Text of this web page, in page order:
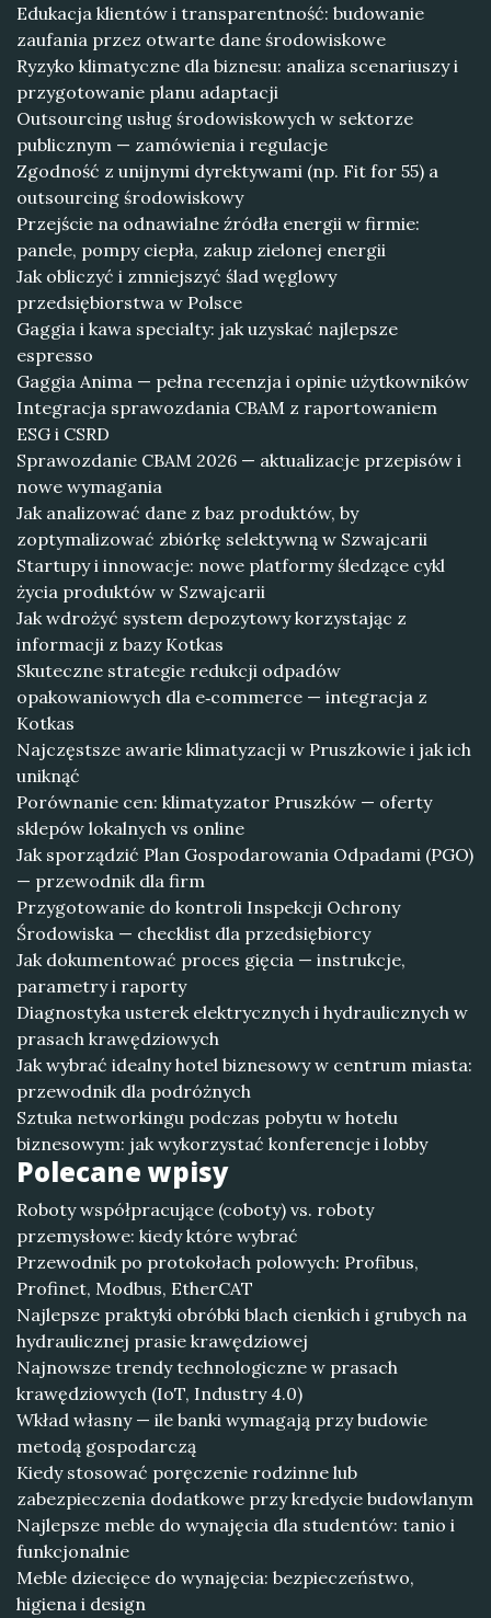
Edukacja klientów i transparentność: budowanie
zaufania przez otwarte dane środowiskowe
Ryzyko klimatyczne dla biznesu: analiza scenariuszy i
przygotowanie planu adaptacji
Outsourcing usług środowiskowych w sektorze
publicznym — zamówienia i regulacje
Zgodność z unijnymi dyrektywami (np. Fit for 55) a
outsourcing środowiskowy
Przejście na odnawialne źródła energii w firmie:
panele, pompy ciepła, zakup zielonej energii
Jak obliczyć i zmniejszyć ślad węglowy
przedsiębiorstwa w Polsce
Gaggia i kawa specialty: jak uzyskać najlepsze
espresso
Gaggia Anima — pełna recenzja i opinie użytkowników
Integracja sprawozdania CBAM z raportowaniem
ESG i CSRD
Sprawozdanie CBAM 2026 — aktualizacje przepisów i
nowe wymagania
Jak analizować dane z baz produktów, by
zoptymalizować zbiórkę selektywną w Szwajcarii
Startupy i innowacje: nowe platformy śledzące cykl
życia produktów w Szwajcarii
Jak wdrożyć system depozytowy korzystając z
informacji z bazy Kotkas
Skuteczne strategie redukcji odpadów
opakowaniowych dla e‑commerce — integracja z
Kotkas
Najczęstsze awarie klimatyzacji w Pruszkowie i jak ich
uniknąć
Porównanie cen: klimatyzator Pruszków — oferty
sklepów lokalnych vs online
Jak sporządzić Plan Gospodarowania Odpadami (PGO)
— przewodnik dla firm
Przygotowanie do kontroli Inspekcji Ochrony
Środowiska — checklist dla przedsiębiorcy
Jak dokumentować proces gięcia — instrukcje,
parametry i raporty
Diagnostyka usterek elektrycznych i hydraulicznych w
prasach krawędziowych
Jak wybrać idealny hotel biznesowy w centrum miasta:
przewodnik dla podróżnych
Sztuka networkingu podczas pobytu w hotelu
biznesowym: jak wykorzystać konferencje i lobby
Polecane wpisy
Roboty współpracujące (coboty) vs. roboty
przemysłowe: kiedy które wybrać
Przewodnik po protokołach polowych: Profibus,
Profinet, Modbus, EtherCAT
Najlepsze praktyki obróbki blach cienkich i grubych na
hydraulicznej prasie krawędziowej
Najnowsze trendy technologiczne w prasach
krawędziowych (IoT, Industry 4.0)
Wkład własny — ile banki wymagają przy budowie
metodą gospodarczą
Kiedy stosować poręczenie rodzinne lub
zabezpieczenia dodatkowe przy kredycie budowlanym
Najlepsze meble do wynajęcia dla studentów: tanio i
funkcjonalnie
Meble dziecięce do wynajęcia: bezpieczeństwo,
higiena i design